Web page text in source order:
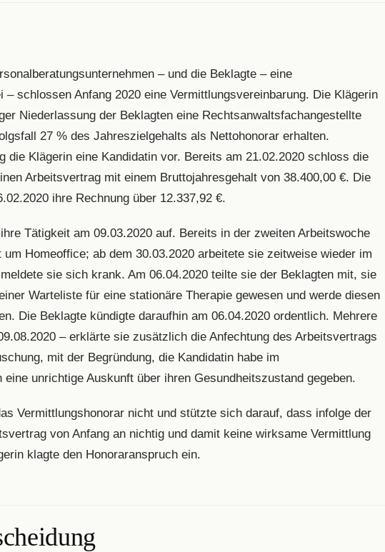
– und die Beklagte – eine
– schlossen Anfang 2020 eine Vermittlungsvereinbarung. Die Klägerin
Niederlassung der Beklagten eine Rechtsanwaltsfachangestellte
27 % des Jahreszielgehalts als Nettohonorar erhalten.
die Klägerin eine Kandidatin vor. Bereits am 21.02.2020 schloss die
Arbeitsvertrag mit einem Bruttojahresgehalt von 38.400,00 €. Die
ihre Rechnung über 12.337,92 €.
Tätigkeit am 09.03.2020 auf. Bereits in der zweiten Arbeitswoche
um Homeoffice; ab dem 30.03.2020 arbeitete sie zeitweise wieder im
sie sich krank. Am 06.04.2020 teilte sie der Beklagten mit, sie
Warteliste für eine stationäre Therapie gewesen und werde diesen
Die Beklagte kündigte daraufhin am 06.04.2020 ordentlich. Mehrere
– erklärte sie zusätzlich die Anfechtung des Arbeitsvertrags
mit der Begründung, die Kandidatin habe im
eine unrichtige Auskunft über ihren Gesundheitszustand gegeben.
Vermittlungshonorar nicht und stützte sich darauf, dass infolge der
von Anfang an nichtig und damit keine wirksame Vermittlung
klagte den Honoraranspruch ein.